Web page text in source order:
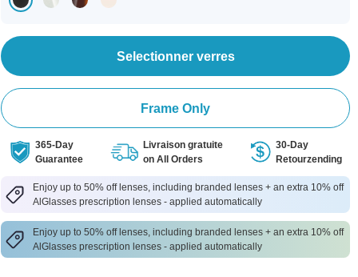
Selectionner verres
Frame Only
365-Day
Guarantee
Livraison gratuite
on All Orders
30-Day
Retourzending
Enjoy up to 50% off lenses, including branded lenses + an extra 10% off
AlGlasses prescription lenses - applied automatically
Enjoy up to 50% off lenses, including branded lenses + an extra 10% off
AlGlasses prescription lenses - applied automatically